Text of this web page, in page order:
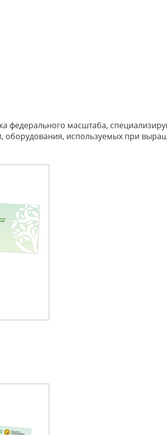
федерального масштаба,
используемых при